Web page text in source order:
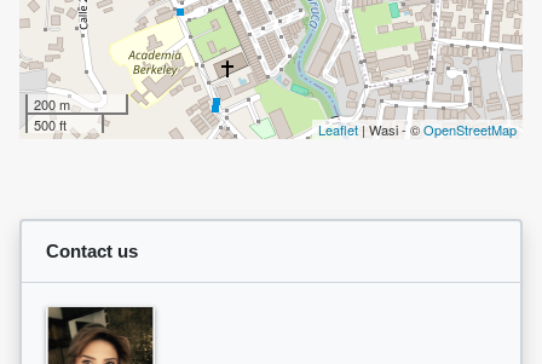
200 m
500 ft
Leaflet | Wasi - ©OpenStreetMap
Contact us